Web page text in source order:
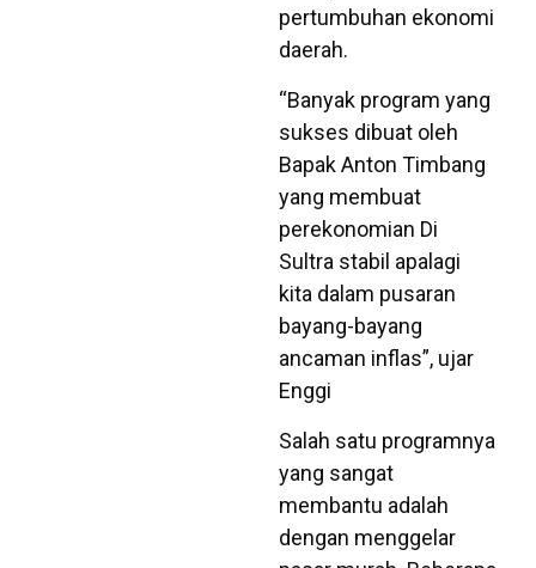
pertumbuhan ekonomi
daerah.
“Banyak program yang
sukses dibuat oleh
Bapak Anton Timbang
yang membuat
perekonomian Di
Sultra stabil apalagi
kita dalam pusaran
bayang-bayang
ancaman inflas”, ujar
Enggi
Salah satu programnya
yang sangat
membantu adalah
dengan menggelar